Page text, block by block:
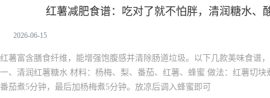
红薯减肥食谱：吃对了就不怕胖，清润糖水、
2026-06-15
红薯富含膳食纤维，能增强饱腹感并清除肠道垃圾。以下几款美味食谱
一、清润红薯糖水 材料：杨梅、梨、番茄、红薯、蜂蜜 做法：红薯切块
番茄煮5分钟，最后加杨梅煮5分钟。放凉后调入蜂蜜即可